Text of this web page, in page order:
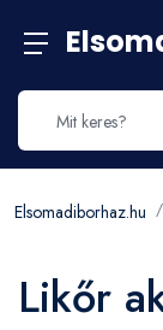
Elsomadiborhaz.hu
Likőr